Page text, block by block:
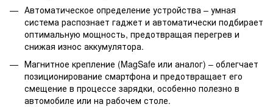
Автоматическое определение устройства – умная
система распознает гаджет и автоматически подбирает
оптимальную мощность, предотвращая перегрев и
снижая износ аккумулятора.
Магнитное крепление (MagSafe или аналог) – облегчает
позиционирование смартфона и предотвращает его
смещение в процессе зарядки, особенно полезно в
автомобиле или на рабочем столе.